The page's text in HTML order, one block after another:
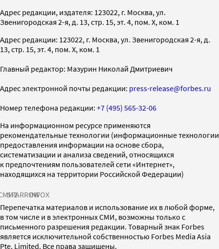
Адрес редакции, издателя: 123022, г. Москва, ул.
Звенигородская 2-я, д. 13, стр. 15, эт. 4, пом. X, ком. 1
Адрес редакции: 123022, г. Москва, ул. Звенигородская 2-я, д.
13, стр. 15, эт. 4, пом. X, ком. 1
Главный редактор: Мазурин Николай Дмитриевич
Адрес электронной почты редакции: press-release@forbes.ru
Номер телефона редакции: +7 (495) 565-32-06
На информационном ресурсе применяются
рекомендательные технологии (информационные технологии
предоставления информации на основе сбора,
систематизации и анализа сведений, относящихся
к предпочтениям пользователей сети «Интернет»,
находящихся на территории Российской Федерации)
SPARROWINFOX
Перепечатка материалов и использование их в любой форме,
в том числе и в электронных СМИ, возможны только с
письменного разрешения редакции. Товарный знак Forbes
является исключительной собственностью Forbes Media Asia
Pte. Limited. Все права защищены.